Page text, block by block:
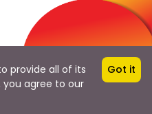
Us
provide all of its
you agree to our
Got it